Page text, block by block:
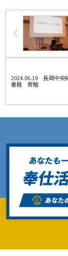
2024.06.19 長岡中央
書籍 寄贈